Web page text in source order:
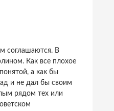
соглашаются. В
Как все плохое
а как бы
и не дал бы своим
рядом тех или